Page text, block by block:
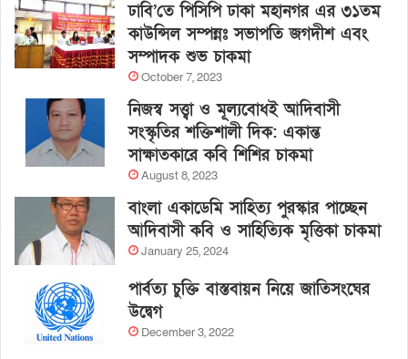
ঢাবি’তে পিসিপি ঢাকা মহানগর এর ৩১তম
কাউন্সিল সম্পন্নঃ সভাপতি জগদীশ এবং
সম্পাদক শুভ চাকমা
October 7, 2023
নিজস্ব সত্ত্বা ও মূল্যবোধই আদিবাসী
সংস্কৃতির শক্তিশালী দিক: একান্ত
সাক্ষাতকারে কবি শিশির চাকমা
August 8, 2023
বাংলা একাডেমি সাহিত্য পুরস্কার পাচ্ছেন
আদিবাসী কবি ও সাহিত্যিক মৃত্তিকা চাকমা
January 25, 2024
পার্বত্য চুক্তি বাস্তবায়ন নিয়ে জাতিসংঘের
উদ্বেগ
December 3, 2022